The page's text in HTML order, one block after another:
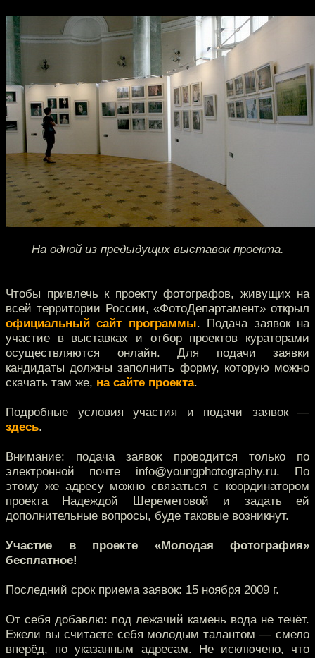
На одной из предыдущих выставок проекта.
Чтобы привлечь к проекту фотографов, живущих на
всей территории России, «ФотоДепартамент» открыл
официальный сайт программы. Подача заявок на
участие в выставках и отбор проектов кураторами
осуществляются онлайн. Для подачи заявки
кандидаты должны заполнить форму, которую можно
скачать там же, на сайте проекта.
Подробные условия участия и подачи заявок —
здесь.
Внимание: подача заявок проводится только по
электронной почте info@youngphotography.ru. По
этому же адресу можно связаться с координатором
проекта Надеждой Шереметовой и задать ей
дополнительные вопросы, буде таковые возникнут.
Участие в проекте «Молодая фотография»
бесплатное!
Последний срок приема заявок: 15 ноября 2009 г.
От себя добавлю: под лежачий камень вода не течёт.
Ежели вы считаете себя молодым талантом — смело
вперёд, по указанным адресам. Не исключено, что